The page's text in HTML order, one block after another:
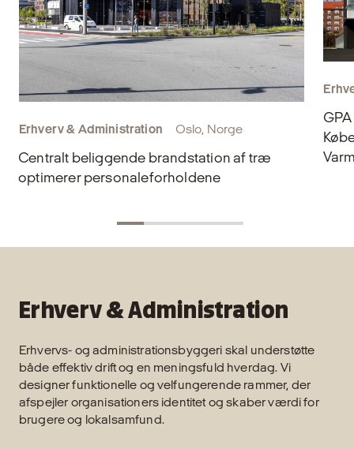
Erhverv & Administration Oslo, Norge
Centralt beliggende brandstation af træ
optimerer personaleforholdene
Erhverv & Administration
Erhvervs- og administrationsbyggeri skal understøtte
både effektiv drift og en meningsfuld hverdag. Vi
designer funktionelle og velfungerende rammer, der
afspejler organisationers identitet og skaber værdi for
brugere og lokalsamfund.